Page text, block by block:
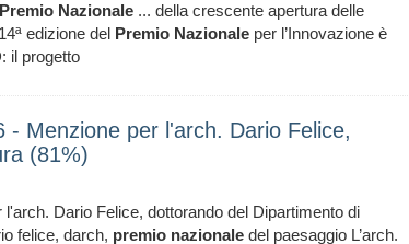
Premio Nazionale ... della crescente apertura delle
edizione del Premio Nazionale per l’Innovazione è
il progetto
- Menzione per l'arch. Dario Felice,
(81%)
Dario Felice, dottorando del Dipartimento di
felice, darch, premio nazionale del paesaggio L’arch.